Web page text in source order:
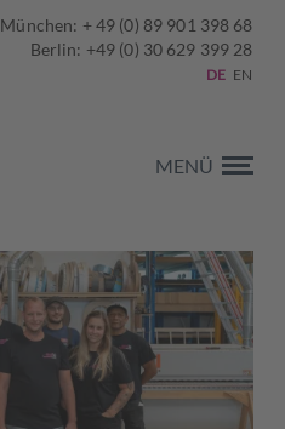
München: + 49 (0) 89 901 398 68
Berlin: +49 (0) 30 629 399 28
DE EN
MENÜ